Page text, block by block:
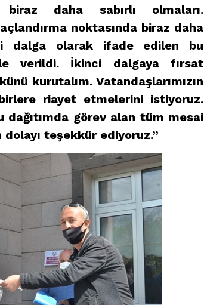
daha sabırlı olmaları.
noktasında biraz daha
dalga olarak ifade edilen bu
verildi. İkinci dalgaya fırsat
kurutalım. Vatandaşlarımızın
riayet etmelerini istiyoruz.
dağıtımda görev alan tüm mesai
teşekkür ediyoruz.”